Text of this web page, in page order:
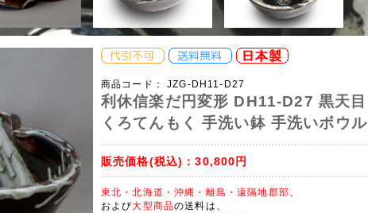
商品コード： JZG-DH11-D27
利休信楽だ円変形 DH11-D27 黒天目
くろてんもく 手洗い鉢 手洗いボウル
販売価格(税込)：30,800円
東北・北海道・沖縄・離島・遠隔地郡部
および大型商品の送料は、